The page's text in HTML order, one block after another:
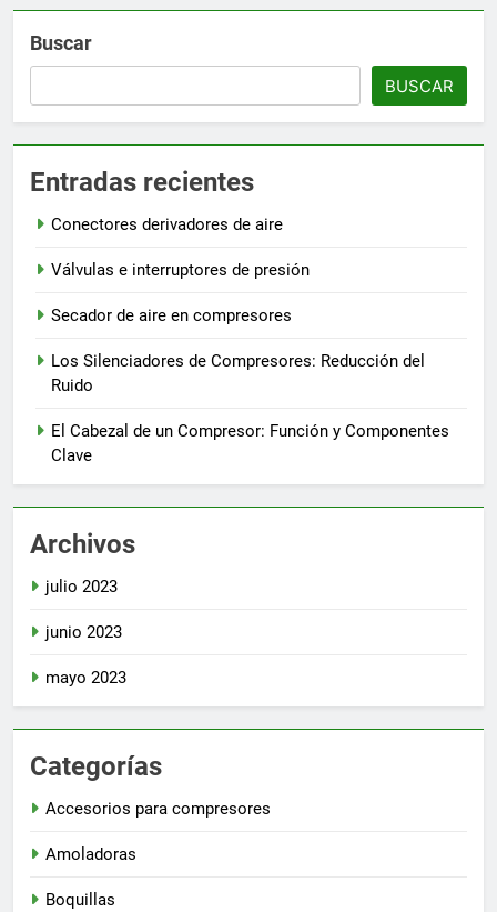
Buscar
BUSCAR
Entradas recientes
Conectores derivadores de aire
Válvulas e interruptores de presión
Secador de aire en compresores
Los Silenciadores de Compresores: Reducción del
Ruido
El Cabezal de un Compresor: Función y Componentes
Clave
Archivos
julio 2023
junio 2023
mayo 2023
Categorías
Accesorios para compresores
Amoladoras
Boquillas